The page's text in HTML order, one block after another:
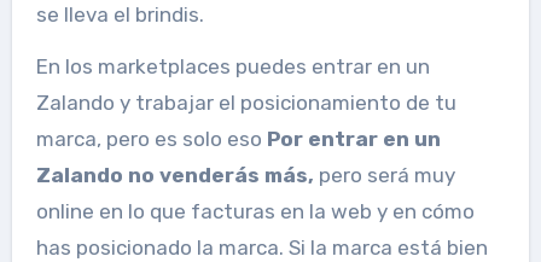
se lleva el brindis.
En los marketplaces puedes entrar en un
Zalando y trabajar el posicionamiento de tu
marca, pero es solo eso Por entrar en un
Zalando no venderás más, pero será muy
online en lo que facturas en la web y en cómo
has posicionado la marca. Si la marca está bien